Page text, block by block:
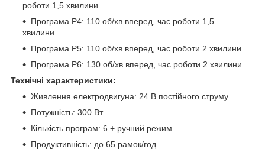
роботи 1,5 хвилини
Програма Р4: 110 об/хв вперед, час роботи 1,5
хвилини
Програма Р5: 110 об/хв вперед, час роботи 2 хвилини
Програма Р6: 130 об/хв вперед, час роботи 2 хвилини
Технічні характеристики:
Живлення електродвигуна: 24 В постійного струму
Потужність: 300 Вт
Кількість програм: 6 + ручний режим
Продуктивність: до 65 рамок/год